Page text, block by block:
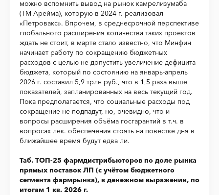
можно вспомнить вывод на рынок камрелизумаба
(ТМ Арейма), которую в 2024 г. реализовал
«Петровакс». Впрочем, в среднесрочной перспективе
глобального расширения количества таких проектов
ждать не стоит, в марте стало известно, что Минфин
начинает работу по сокращению бюджетных
расходов с целью не допустить увеличение дефицита
бюджета, который по состоянию на январь-апрель
2026 г. составил 5,9 трлн руб., что в 1,5 раза выше
показателей, запланированных на весь текущий год.
Пока предполагается, что социальные расходы под
сокращение не подпадут, но, очевидно, что и
вопросы расширения объёма госгарантий в т.ч. в
вопросах лек. обеспечения стоять на повестке дня в
ближайшее время будут едва ли.
Таб. ТОП-25 фармдистрибьюторов по доле рынка
прямых поставок ЛП (с учётом бюджетного
сегмента фармрынка), в денежном выражении, по
итогам 1 кв. 2026 г.